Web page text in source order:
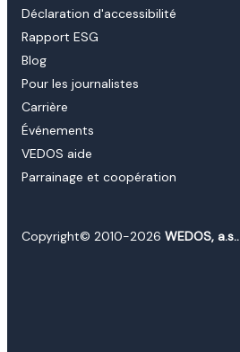
Déclaration d'accessibilité
Rapport ESG
Blog
Pour les journalistes
Carrière
Événements
VEDOS aide
Parrainage et coopération
Copyright© 2010-2026 WEDOS, a.s..